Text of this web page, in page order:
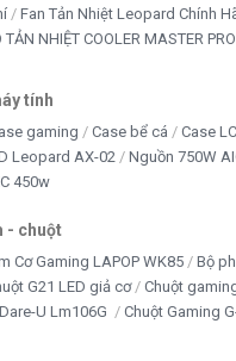
Fan Tản Nhiệt Leopard Chính
TẢN NHIỆT COOLER MASTER
tính
gaming Case bể cá Case
Leopard AX-02
Nguồn 750W
450w
- chuột
Cơ Gaming LAPOP WK85
Bộ
G21 LED giả cơ
Chuột
U Lm106G
Chuột Gaming